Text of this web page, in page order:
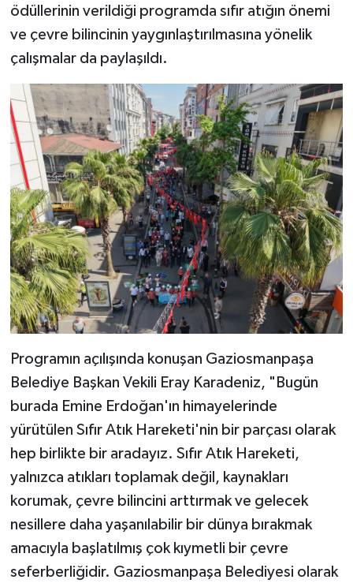
ödüllerinin verildiği programda sıfır atığın önemi
ve çevre bilincinin yaygınlaştırılmasına yönelik
çalışmalar da paylaşıldı.
Programın açılışında konuşan Gaziosmanpaşa
Belediye Başkan Vekili Eray Karadeniz, "Bugün
burada Emine Erdoğan'ın himayelerinde
yürütülen Sıfır Atık Hareketi'nin bir parçası olarak
hep birlikte bir aradayız. Sıfır Atık Hareketi,
yalnızca atıkları toplamak değil, kaynakları
korumak, çevre bilincini arttırmak ve gelecek
nesillere daha yaşanılabilir bir dünya bırakmak
amacıyla başlatılmış çok kıymetli bir çevre
seferberliğidir. Gaziosmanpaşa Belediyesi olarak